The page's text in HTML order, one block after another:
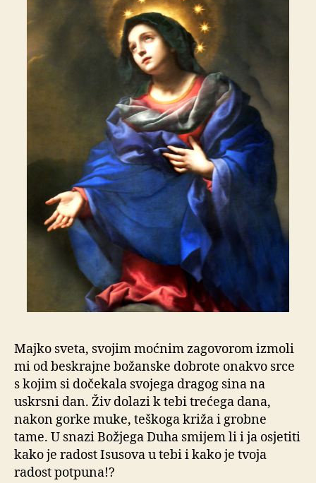
Majko sveta, svojim moćnim zagovorom izmoli
mi od beskrajne božanske dobrote onakvo srce
s kojim si dočekala svojega dragog sina na
uskrsni dan. Živ dolazi k tebi trećega dana,
nakon gorke muke, teškoga križa i grobne
tame. U snazi Božjega Duha smijem li i ja osjetiti
kako je radost Isusova u tebi i kako je tvoja
radost potpuna!?